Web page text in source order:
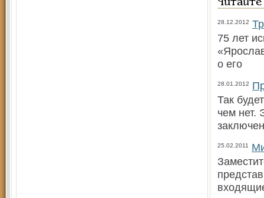
28.12.2012
75 лет
о его
28.01.2012
Так
чем нет.
25.02.2011